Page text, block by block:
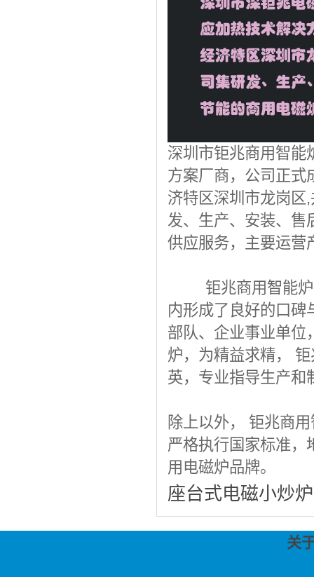
深圳市钜兆商用智能
方案厂商，公司正式
济特区深圳市龙岗区
发、生产、安装、售
供应服务，主要运营
钜兆商用智能炉业
内形成了良好的口碑
部队、企业事业单位
炉，为精益求精，
英，专业指导生产
除上以外， 钜兆商
严格执行国家标准，
用电磁炉品牌。
座台式电磁小炒炉
关